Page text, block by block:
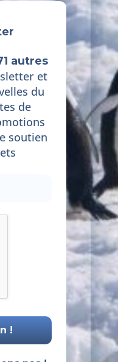
autres
et
du
de
soutien